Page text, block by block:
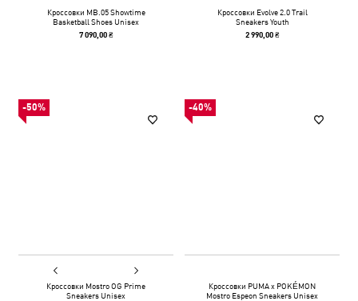
Кроссовки MB.05 Showtime
Basketball Shoes Unisex
7 090,00 ₴
Кроссовки Evolve 2.0 Trail
Sneakers Youth
2 990,00 ₴
-50%
Кроссовки Mostro OG Prime
Sneakers Unisex
-40%
Кроссовки PUMA x POKÉMON
Mostro Espeon Sneakers Unisex